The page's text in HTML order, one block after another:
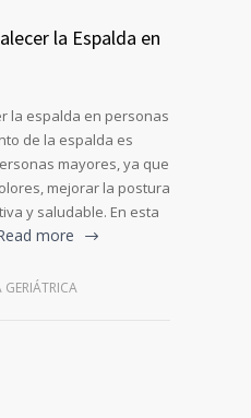
la Espalda en
la espalda en personas
de la espalda es
mayores, ya que
mejorar la postura
y saludable. En esta
more
GERIÁTRICA